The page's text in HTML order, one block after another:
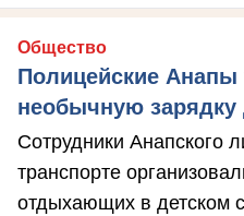
Общество
Полицейские Анапы
необычную зарядку
Сотрудники Анапского
транспорте
отдыхающих в детском